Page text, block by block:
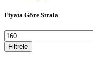
Fiyata Göre Sırala
En
düşük
fiyat
Filtrele